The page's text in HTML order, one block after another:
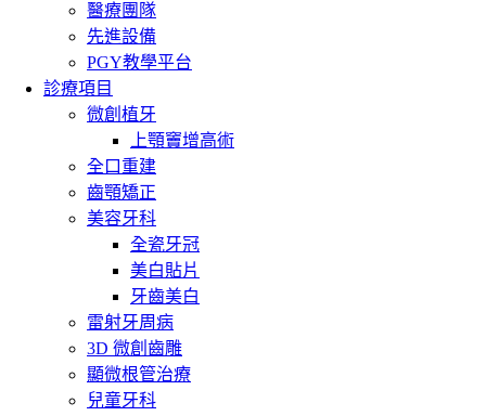
醫療團隊
先進設備
PGY教學平台
診療項目
微創植牙
上顎竇增高術
全口重建
齒顎矯正
美容牙科
全瓷牙冠
美白貼片
牙齒美白
雷射牙周病
3D 微創齒雕
顯微根管治療
兒童牙科